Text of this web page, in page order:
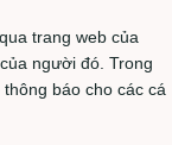
trang web của
người đó. Trong
báo cho các cá